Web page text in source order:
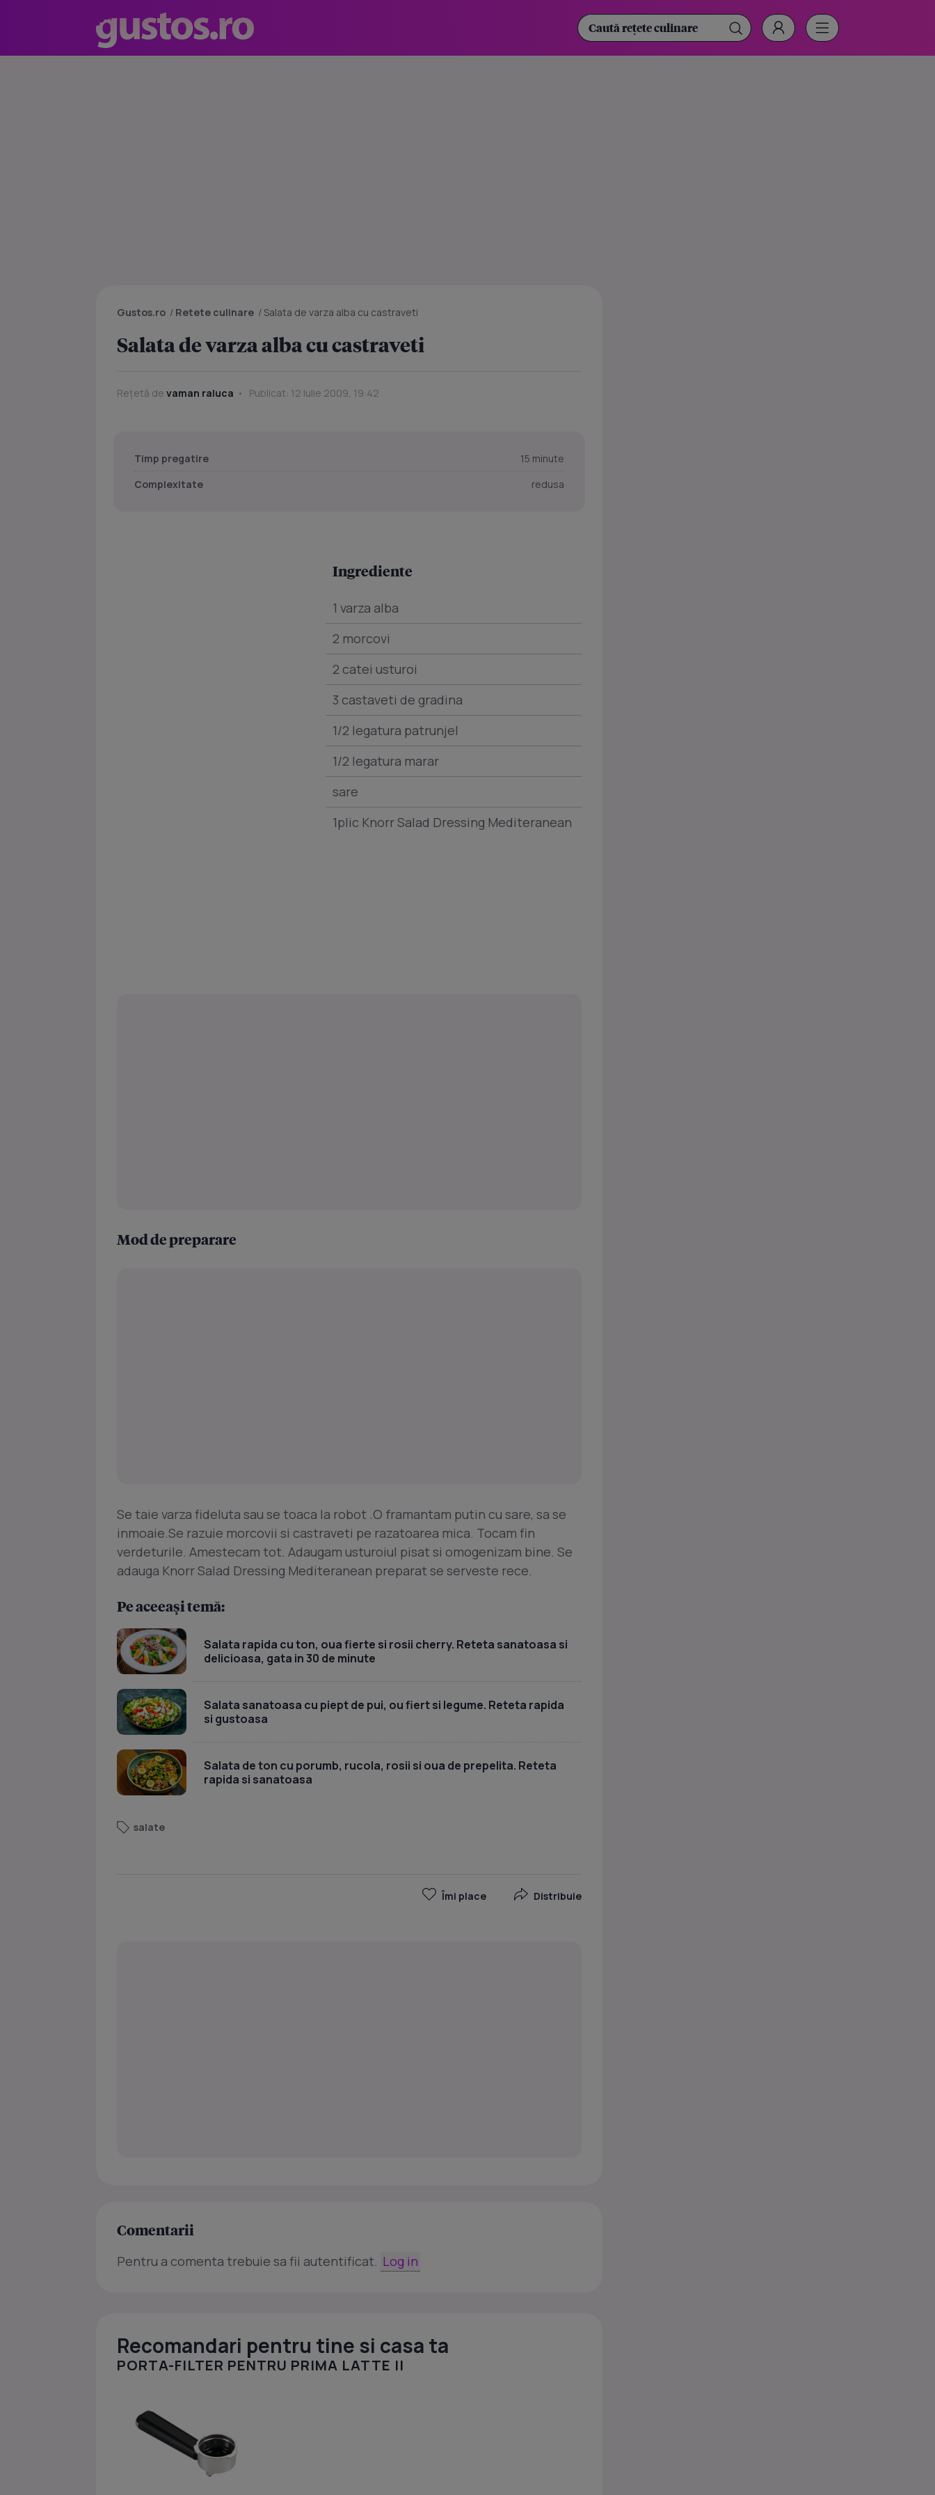
Gustos.ro / Retete culinare /Salata de varza alba cu castraveti
Salata de varza alba cu castraveti
Rețetă de vaman raluca Publicat: 12 Iulie 2009, 19:42
Timp pregatire
15 minute
Complexitate
redusa
Ingrediente
1 varza alba
2 morcovi
2 catei usturoi
3 castaveti de gradina
1/2 legatura patrunjel
1/2 legatura marar
sare
1plic Knorr Salad Dressing Mediteranean
Mod de preparare
Se taie varza fideluta sau se toaca la robot .O framantam putin cu sare, sa se
inmoaie.Se razuie morcovii si castraveti pe razatoarea mica. Tocam fin
verdeturile. Amestecam tot. Adaugam usturoiul pisat si omogenizam bine. Se
adauga Knorr Salad Dressing Mediteranean preparat se serveste rece.
Pe aceeași temă:
Salata rapida cu ton, oua fierte si rosii cherry. Reteta sanatoasa si
delicioasa, gata in 30 de minute
Salata sanatoasa cu piept de pui, ou fiert si legume. Reteta rapida
si gustoasa
Salata de ton cu porumb, rucola, rosii si oua de prepelita. Reteta
rapida si sanatoasa
salate
Îmi place Distribuie
Comentarii
Pentru a comenta trebuie sa fii autentificat. Log in
Recomandari pentru tine si casa ta
PORTA-FILTER PENTRU PRIMA LATTE II